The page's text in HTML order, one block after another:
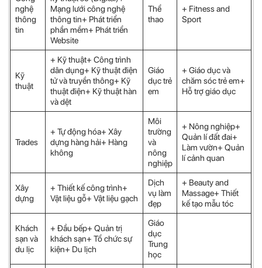
nghệ
thông
tin
Mạng lưới công nghệ
thông tin+ Phát triển
phần mềm+ Phát triển
Website
Thể
thao
+ Fitness and
Sport
Kỹ
thuật
+ Kỹ thuật+ Công trình
dân dụng+ Kỹ thuật điện
tử và truyền thông+ Kỹ
thuật điện+ Kỹ thuật hàn
và dệt
Giáo
dục trẻ
em
+ Giáo dục và
chăm sóc trẻ em+
Hỗ trợ giáo dục
Trades
+ Tự động hóa+ Xây
dựng hàng hải+ Hàng
không
Môi
trường
và
nông
nghiệp
+ Nông nghiệp+
Quản lí đất đai+
Làm vườn+ Quản
lí cảnh quan
Xây
dựng
+ Thiết kế công trình+
Vật liệu gỗ+ Vật liệu gạch
Dịch
vụ làm
đẹp
+ Beauty and
Massage+ Thiết
kế tạo mẫu tóc
Khách
sạn và
du lịc
+ Đầu bếp+ Quản trị
khách sạn+ Tổ chức sự
kiện+ Du lịch
Giáo
dục
Trung
học